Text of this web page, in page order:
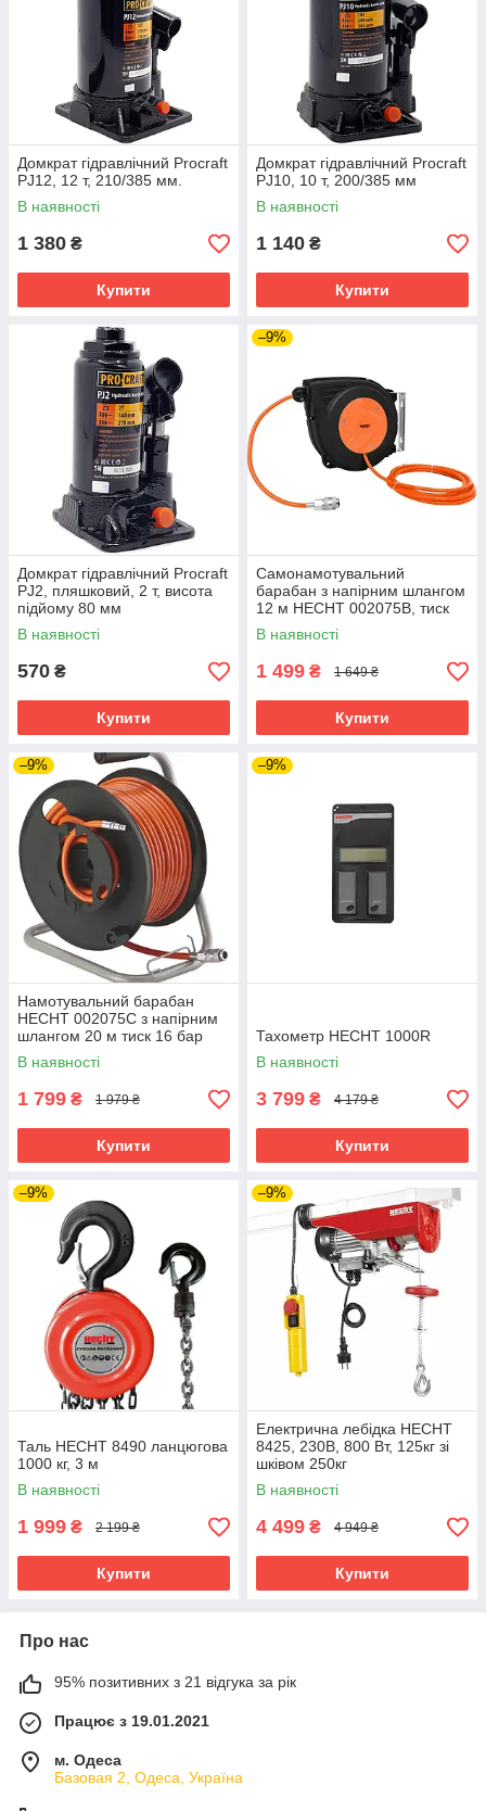
Домкрат гідравлічний Procraft
PJ12, 12 т, 210/385 мм.
В наявності
1 380 ₴
Купити
Домкрат гідравлічний Procraft
PJ10, 10 т, 200/385 мм
В наявності
1 140 ₴
Купити
Домкрат гідравлічний Procraft
PJ2, пляшковий, 2 т, висота
підйому 80 мм
В наявності
570 ₴
Купити
–9%
Самонамотувальний
барабан з напірним шлангом
12 м HECHT 002075B, тиск
10 бар
В наявності
1 499 ₴ 1 649 ₴
Купити
–9%
Намотувальний барабан
HECHT 002075C з напірним
шлангом 20 м тиск 16 бар
В наявності
1 799 ₴ 1 979 ₴
Купити
–9%
Тахометр HECHT 1000R
В наявності
3 799 ₴ 4 179 ₴
Купити
–9%
Таль HECHT 8490 ланцюгова
1000 кг, 3 м
В наявності
1 999 ₴ 2 199 ₴
Купити
–9%
Електрична лебідка HECHT
8425, 230В, 800 Вт, 125кг зі
шківом 250кг
В наявності
4 499 ₴ 4 949 ₴
Купити
Про нас
95% позитивних з 21 відгука за рік
Працює з 19.01.2021
м. Одеса
Базовая 2, Одеса, Україна